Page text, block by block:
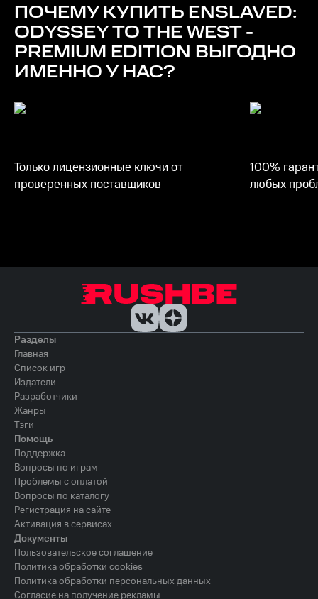
ПОЧЕМУ КУПИТЬ ENSLAVED:
ODYSSEY TO THE WEST -
PREMIUM EDITION ВЫГОДНО
ИМЕННО У НАС?
Только лицензионные ключи от
проверенных поставщиков
100%
любых
Разделы
Главная
Список игр
Издатели
Разработчики
Жанры
Тэги
Помощь
Поддержка
Вопросы по играм
Проблемы с оплатой
Вопросы по каталогу
Регистрация на сайте
Активация в сервисах
Документы
Пользовательское соглашение
Политика обработки cookies
Политика обработки персональных данных
Согласие на получение рекламы